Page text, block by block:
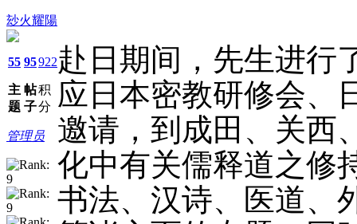
玅火耀陽
55
主
题
95
帖
子
922
积
分
管理员
赴日期间，先生进行
应日本密教研修会、
邀请，到成田、关西
化中有关儒释道之修
书法、汉诗、医道、